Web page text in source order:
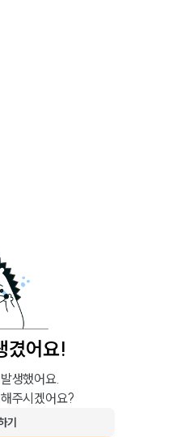
겼어요!
생했어요.
주시겠어요?
기